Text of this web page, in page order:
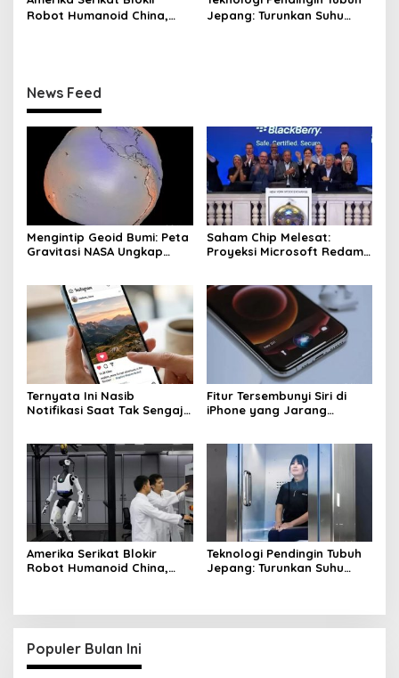
Robot Humanoid China,
Jepang: Turunkan Suhu
News Feed
Mengintip Geoid Bumi: Peta
Gravitasi NASA Ungkap
Saham Chip Melesat:
Proyeksi Microsoft Redam
Ternyata Ini Nasib
Notifikasi Saat Tak Sengaja
Fitur Tersembunyi Siri di
iPhone yang Jarang
Amerika Serikat Blokir
Robot Humanoid China,
Teknologi Pendingin Tubuh
Jepang: Turunkan Suhu
Populer Bulan Ini